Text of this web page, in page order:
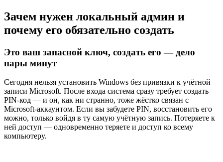
Зачем нужен локальный админ и
почему его обязательно создать
Это ваш запасной ключ, создать его — дело
пары минут
Сегодня нельзя установить Windows без привязки к учётной
записи Microsoft. После входа система сразу требует создать
PIN-код — и он, как ни странно, тоже жёстко связан с
Microsoft-аккаунтом. Если вы забудете PIN, восстановить его
можно, только войдя в ту самую учётную запись. Потеряете к
ней доступ — одновременно теряете и доступ ко всему
компьютеру.